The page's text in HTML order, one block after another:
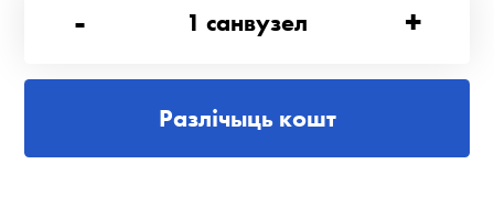
- 1 санвузел +
Разлічыць кошт